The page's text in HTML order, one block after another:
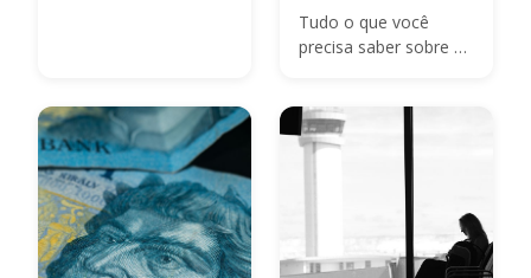
Tudo o que você
precisa saber sobre o
Europeu de
Entrada/Saída (EES) no
Aeroporto Budapest
BUD em 2026.